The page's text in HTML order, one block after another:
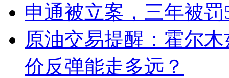
申通被立案，三年被罚
原油交易提醒：霍尔
价反弹能走多远？